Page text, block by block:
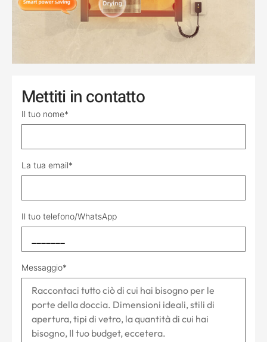
Mettiti in contatto
Il tuo nome*
La tua email*
Il tuo telefono/WhatsApp
Messaggio*